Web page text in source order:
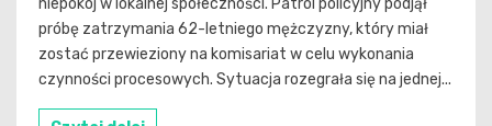
próbę zatrzymania 62-letniego mężczyzny, który miał
zostać przewieziony na komisariat w celu wykonania
czynności procesowych. Sytuacja rozegrała się na jednej...